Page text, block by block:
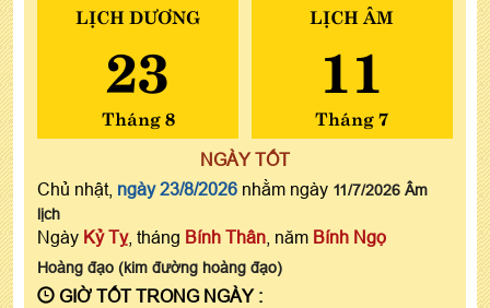
LỊCH DƯƠNG
23
Tháng 8
LỊCH ÂM
11
Tháng 7
NGÀY TỐT
Chủ nhật, ngày 23/8/2026 nhằm ngày 11/7/2026 Âm
lịch
Ngày Kỷ Tỵ, tháng Bính Thân , năm Bính Ngọ
Hoàng đạo (kim đường hoàng đạo)
GIỜ TỐT TRONG NGÀY :